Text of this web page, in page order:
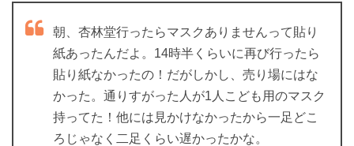
朝、杏林堂行ったらマスクありませんって貼り
紙あったんだよ。14時半くらいに再び行ったら
貼り紙なかったの！だがしかし、売り場にはな
かった。通りすがった人が1人こども用のマスク
持ってた！他には見かけなかったから一足どこ
ろじゃなく二足くらい遅かったかな。